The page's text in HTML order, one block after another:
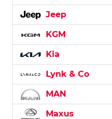
Jeep
KGM
Kia
Lynk & Co
MAN
Maxus